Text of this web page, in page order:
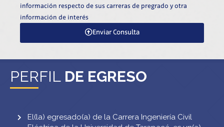
información respecto de sus carreras de pregrado y otra
información de interés
Enviar Consulta
PERFIL DE EGRESO
El(la) egresado(a) de la Carrera Ingeniería Civil